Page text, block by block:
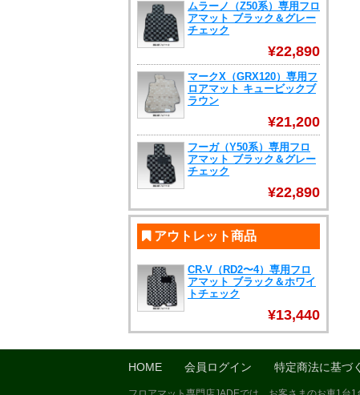
ムラーノ（Z50系）専用フロ
アマット ブラック＆グレー
チェック
¥22,890
マークX（GRX120）専用フ
ロアマット キュービックブ
ラウン
¥21,200
フーガ（Y50系）専用フロ
アマット ブラック＆グレー
チェック
¥22,890
アウトレット商品
CR-V（RD2〜4）専用フロ
アマット ブラック＆ホワイ
トチェック
¥13,440
HOME 会員ログイン 特定商法に基づ